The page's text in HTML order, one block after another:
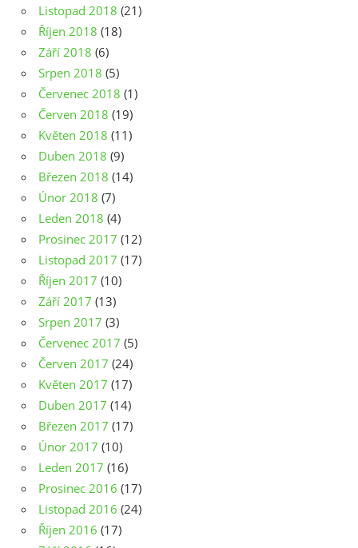
Listopad 2018 (21)
Říjen 2018 (18)
Září 2018 (6)
Srpen 2018 (5)
Červenec 2018 (1)
Červen 2018 (19)
Květen 2018 (11)
Duben 2018 (9)
Březen 2018 (14)
Únor 2018 (7)
Leden 2018 (4)
Prosinec 2017 (12)
Listopad 2017 (17)
Říjen 2017 (10)
Září 2017 (13)
Srpen 2017 (3)
Červenec 2017 (5)
Červen 2017 (24)
Květen 2017 (17)
Duben 2017 (14)
Březen 2017 (17)
Únor 2017 (10)
Leden 2017 (16)
Prosinec 2016 (17)
Listopad 2016 (24)
Říjen 2016 (17)